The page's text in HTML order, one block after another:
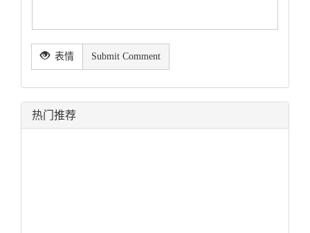
表情 Submit Comment
热门推荐